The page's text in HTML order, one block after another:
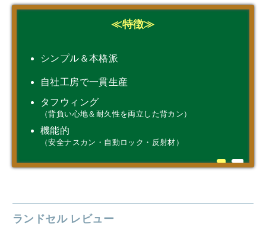
≪特徴≫
シンプル＆本格派
自社工房で一貫生産
タフウィング
（背負い心地＆耐久性を両立した背カン）
機能的
（安全ナスカン・自動ロック・反射材）
ランドセル レビュー